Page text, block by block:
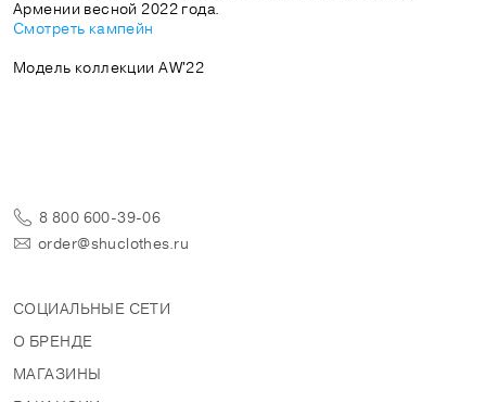
Смотреть кампейн
Модель коллекции AW'22
8 800 600-39-06
order@shuclothes.ru
СОЦИАЛЬНЫЕ СЕТИ
О БРЕНДЕ
МАГАЗИНЫ